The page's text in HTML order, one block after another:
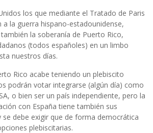
los que mediante el Tratado de Paris
a la guerra hispano-estadounidense,
la soberanía de Puerto Rico,
(todos españoles) en un limbo
nuestros días.
Rico acabe teniendo un plebiscito
podrán votar integrarse (algún día) como
o bien ser un país independiente, pero la
con España tiene también sus
debe exigir que de forma democrática
plebiscitarias.